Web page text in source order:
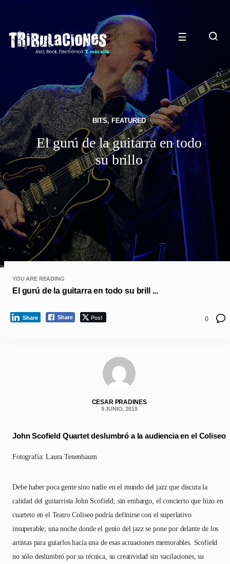
☰
BITS, FEATURED
El gurú de la guitarra en todo
su brillo
YOU ARE READING
El gurú de la guitarra en todo su brill ...
Share Post
Share 0
CESAR PRADINES
9 JUNIO, 2019
John Scofield Quartet deslumbró a la audiencia en el Coliseo
Fotografía: Laura Tenenbaum
Debe haber poca gente sino nadie en el mundo del jazz que discuta la
calidad del guitarrista John Scofield, sin embargo, el concierto que hizo en
cuarteto en el Teatro Coliseo podría definirse con el superlativo
insuperable; una noche donde el genio del jazz se pone por delante de los
artistas para guiarlos hacía una de esas actuaciones memorables. Scofield
no sólo deslumbró por su técnica, su creatividad sin vacilaciones, su